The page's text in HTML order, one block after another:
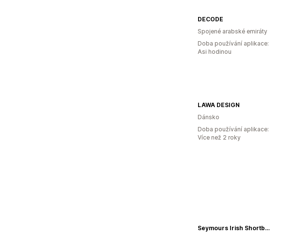
DECODE
Spojené arabské emiráty
Doba používání aplikace:
Asi hodinou
LAWA DESIGN
Dánsko
Doba používání aplikace:
Více než 2 roky
Seymours Irish Shortbread